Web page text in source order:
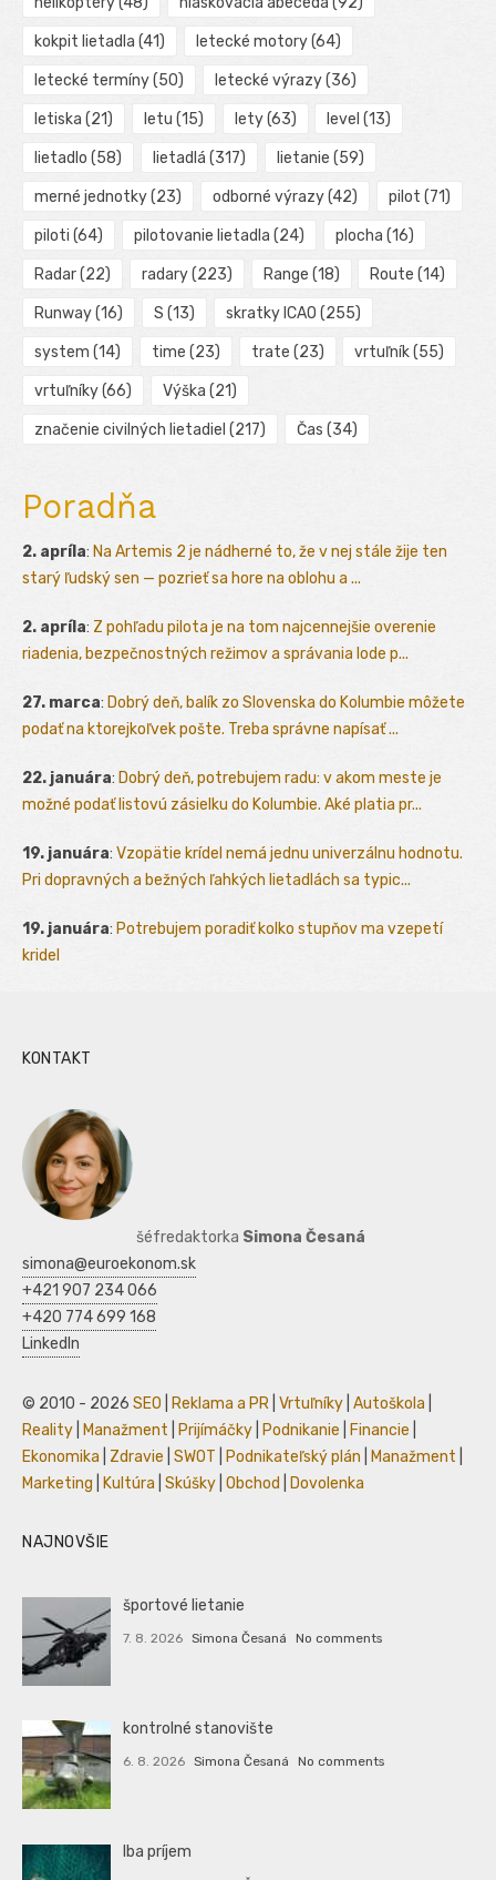
kokpit lietadla (41) letecké motory(64)
letecké termíny(50) letecké výrazy(36)
letiska (21) letu (15) lety(63) level (13)
lietadlo (58) lietadlá (317) lietanie (59)
merné jednotky(23) odborné výrazy(42) pilot (71)
piloti (64) pilotovanie lietadla (24) plocha (16)
Radar(22) radary(223) Range (18) Route (14)
Runway(16) S (13) skratky ICAO (255)
system (14) time (23) trate (23) vrtuľník(55)
vrtuľníky(66) Výška (21)
značenie civilných lietadiel (217) Čas (34)
Poradňa
2. apríla: Na Artemis 2 je nádherné to, že v nej stále žije ten
starý ľudský sen — pozrieť sa hore na oblohu a ...
2. apríla: Z pohľadu pilota je na tom najcennejšie overenie
riadenia, bezpečnostných režimov a správania lode p...
27. marca: Dobrý deň, balík zo Slovenska do Kolumbie môžete
podať na ktorejkoľvek pošte. Treba správne napísať ...
22. januára: Dobrý deň, potrebujem radu: v akom meste je
možné podať listovú zásielku do Kolumbie. Aké platia pr...
19. januára: Vzopätie krídel nemá jednu univerzálnu hodnotu.
Pri dopravných a bežných ľahkých lietadlách sa typic...
19. januára: Potrebujem poradiť kolko stupňov ma vzepetí
kridel
KONTAKT
šéfredaktorka Simona Česaná
simona@euroekonom.sk
+421 907 234 066
+420 774 699 168
LinkedIn
© 2010 - 2026 SEO Reklama a PR Vrtuľníky Autoškola
Reality
Manažment Prijímáčky Podnikanie Financie
Ekonomika
Zdravie SWOT Podnikateľský plán Manažment
Marketing
Kultúra Skúšky Obchod Dovolenka
NAJNOVŠIE
športové lietanie
7. 8. 2026 Simona Česaná No comments
kontrolné stanovište
6. 8. 2026 Simona Česaná No comments
Iba príjem